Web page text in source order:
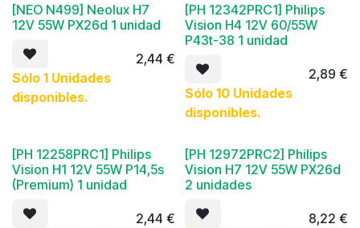
[NEO N499] Neolux H7
12V 55W PX26d 1 unidad
2,44 €
Sólo 1 Unidades
disponibles.
[PH 12342PRC1] Philips
Vision H4 12V 60/55W
P43t-38 1 unidad
2,89 €
Sólo 10 Unidades
disponibles.
[PH 12258PRC1] Philips
Vision H1 12V 55W P14,5s
(Premium) 1 unidad
2,44 €
[PH 12972PRC2] Philips
Vision H7 12V 55W PX26d
2 unidades
8,22 €